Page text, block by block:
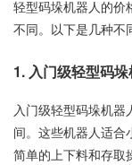
轻型码垛机器人的价
不同。以下是几种不
1. 入门级轻型码
入门级轻型码垛机
间。这些机器人适合
简单的上下料和存取